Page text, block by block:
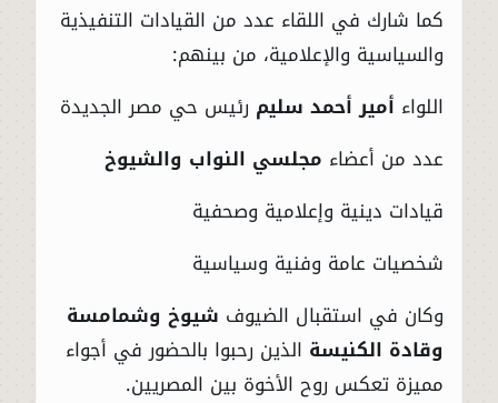
كما شارك في اللقاء عدد من القيادات التنفيذية
والسياسية والإعلامية، من بينهم:
اللواء أمير أحمد سليم رئيس حي مصر الجديدة
عدد من أعضاء مجلسي النواب والشيوخ
قيادات دينية وإعلامية وصحفية
شخصيات عامة وفنية وسياسية
وكان في استقبال الضيوف شيوخ وشمامسة
وقادة الكنيسة الذين رحبوا بالحضور في أجواء
مميزة تعكس روح الأخوة بين المصريين.